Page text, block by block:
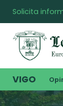
Solicita
VIGO